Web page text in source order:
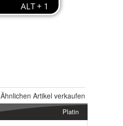
Ähnlichen Artikel verkaufen
Platin